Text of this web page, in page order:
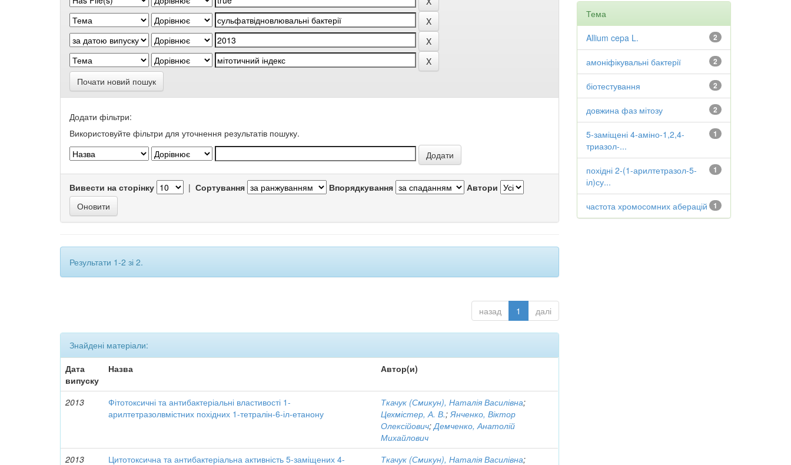
Почати новий пошук
Додати фільтри:
Використовуйте фільтри для уточнення результатів пошуку.
Вивести на сторінку | Сортування Впорядкування Автори
Результати 1-2 зі 2.
назад 1 далі
Знайдені матеріали:
Дата
випуску
Назва Автор(и)
2013
Фітотоксичні та антибактеріальні властивості 1-
арилтетразолвмістних похідних 1-тетралін-6-іл-етанону
Ткачук (Смикун), Наталія Василівна;
Цехмістер, А. В.;Янченко, Віктор
Олексійович;Демченко, Анатолій
Михайлович
2013
Цитотоксична та антибактеріальна активність 5-заміщених 4- Ткачук (Смикун), Наталія Василівна;
Тема
2
Allium cepa L.
2
амоніфікувальні бактерії
2
біотестування
2
довжина фаз мітозу
1
5-заміщені 4-аміно-1,2,4-
триазол-...
1
похідні 2-(1-арилтетразол-5-
іл)су...
1
частота хромосомних аберацій